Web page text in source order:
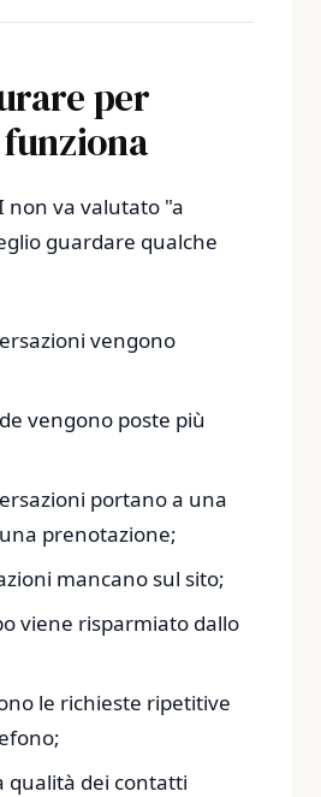
per
non va valutato "a
guardare qualche
vengono
vengono poste più
portano a una
prenotazione;
mancano sul sito;
viene risparmiato dallo
le richieste ripetitive
qualità dei contatti